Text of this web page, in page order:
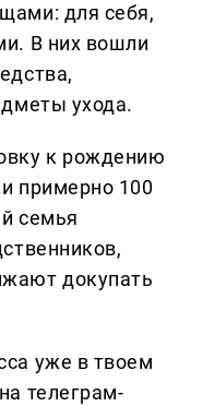
для себя,
В них вошли
ухода.
к рождению
примерно 100
семья
докупать
уже в твоем
телеграм-